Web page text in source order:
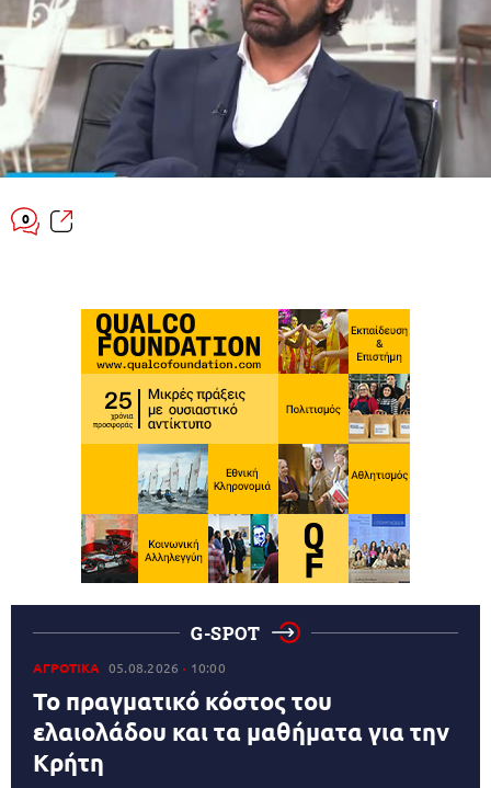
0
G-SPOT
ΑΓΡΟΤΙΚΑ 05.08.2026 10:00
Το πραγματικό κόστος του
ελαιολάδου και τα μαθήματα για την
Κρήτη